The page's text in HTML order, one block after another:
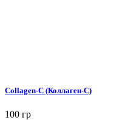
Collagen-C (Коллаген-C)
100 гр